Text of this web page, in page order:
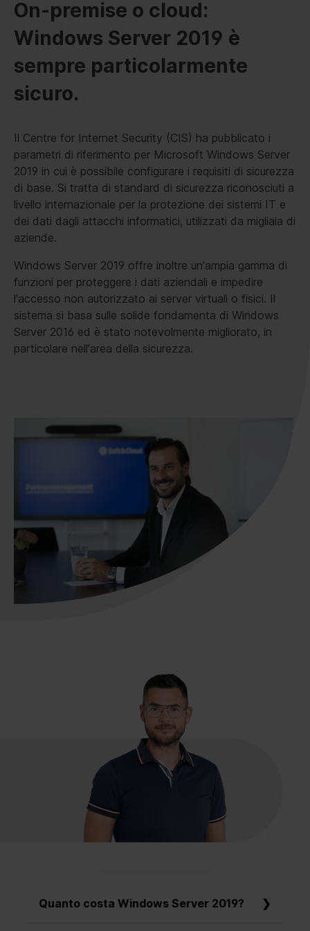
On-premise o cloud:
Windows Server 2019 è
sempre particolarmente
sicuro.
Il Centre for Internet Security (CIS) ha pubblicato i
parametri di riferimento per Microsoft Windows Server
2019 in cui è possibile configurare i requisiti di sicurezza
di base. Si tratta di standard di sicurezza riconosciuti a
livello internazionale per la protezione dei sistemi IT e
dei dati dagli attacchi informatici, utilizzati da migliaia di
aziende.
Windows Server 2019 offre inoltre un'ampia gamma di
funzioni per proteggere i dati aziendali e impedire
l'accesso non autorizzato ai server virtuali o fisici. Il
sistema si basa sulle solide fondamenta di Windows
Server 2016 ed è stato notevolmente migliorato, in
particolare nell'area della sicurezza.
Quanto costa Windows Server 2019?